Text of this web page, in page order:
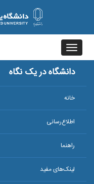
Toggle
navigation
دانشگاه در یک نگاه
خانه
اطلاع‌رسانی
راهنما
لینک‌های مفید